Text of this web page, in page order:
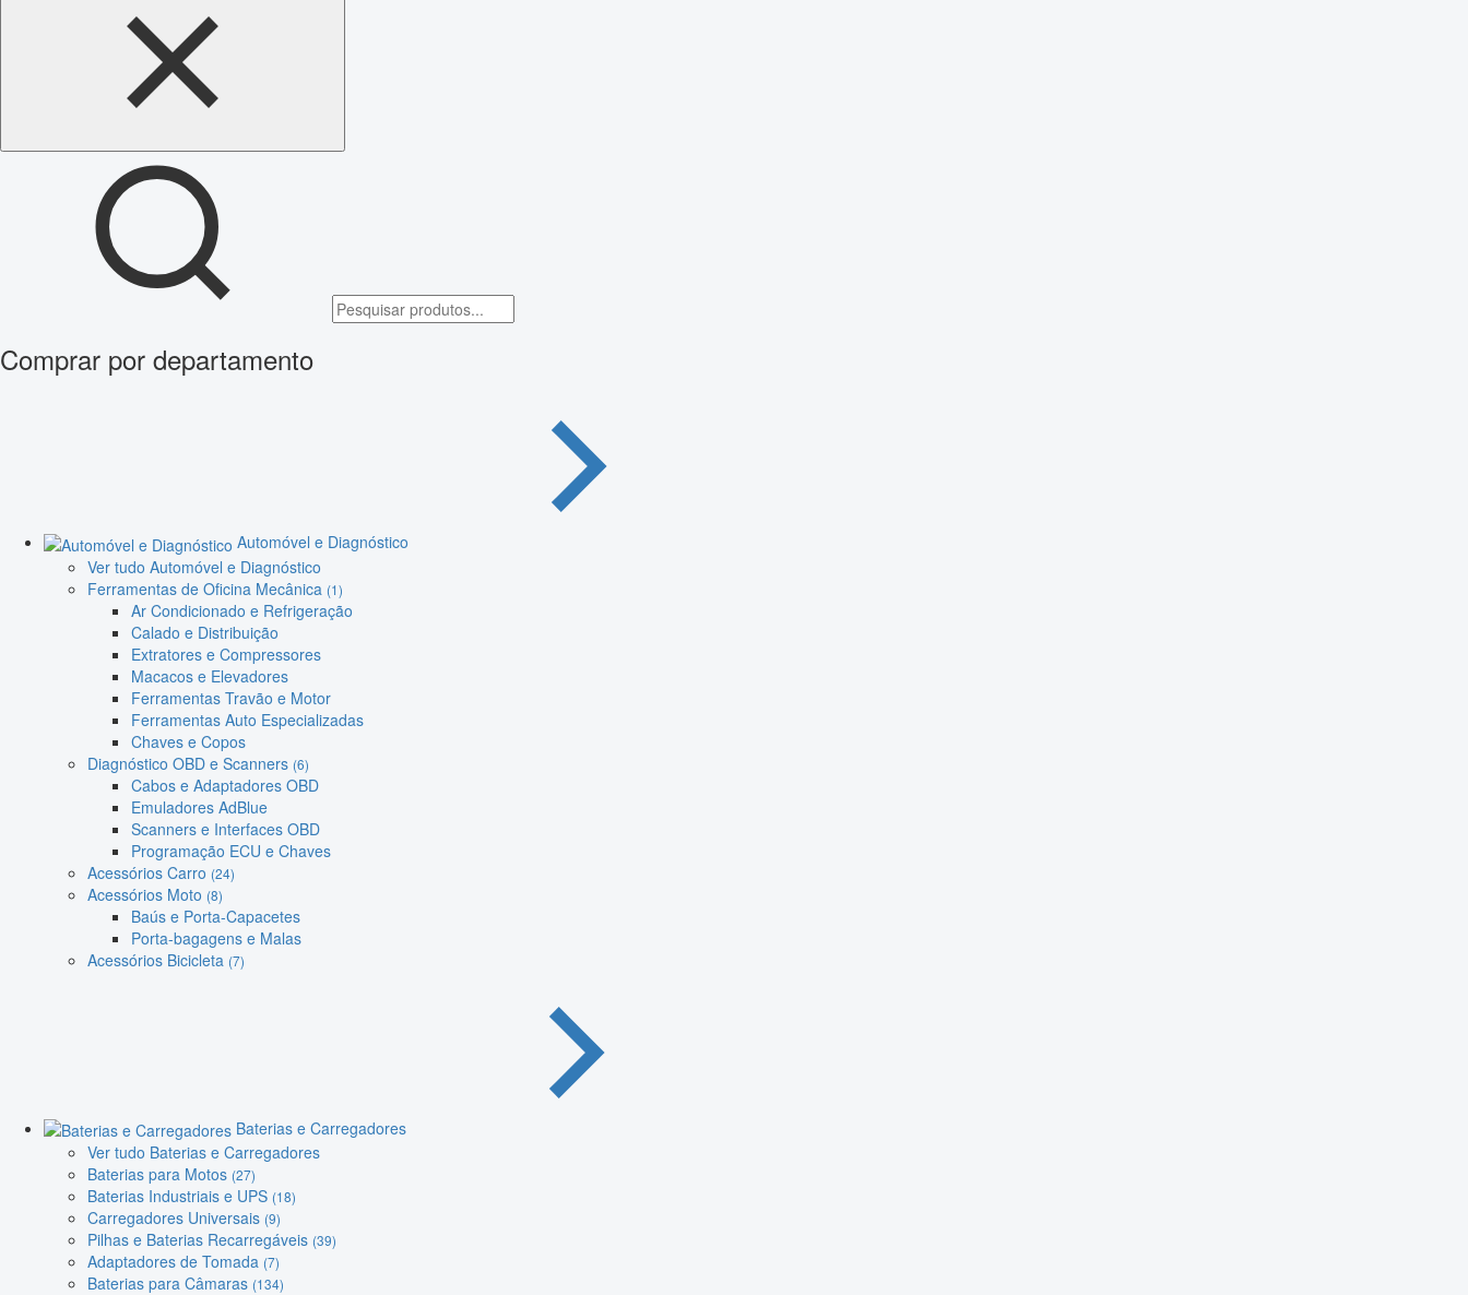
Comprar por departamento
Automóvel e Diagnóstico
Ver tudo Automóvel e Diagnóstico
Ferramentas de Oficina Mecânica (1)
Ar Condicionado e Refrigeração
Calado e Distribuição
Extratores e Compressores
Macacos e Elevadores
Ferramentas Travão e Motor
Ferramentas Auto Especializadas
Chaves e Copos
Diagnóstico OBD e Scanners (6)
Cabos e Adaptadores OBD
Emuladores AdBlue
Scanners e Interfaces OBD
Programação ECU e Chaves
Acessórios Carro (24)
Acessórios Moto (8)
Baús e Porta-Capacetes
Porta-bagagens e Malas
Acessórios Bicicleta (7)
Baterias e Carregadores
Ver tudo Baterias e Carregadores
Baterias para Motos (27)
Baterias Industriais e UPS (18)
Carregadores Universais (9)
Pilhas e Baterias Recarregáveis (39)
Adaptadores de Tomada (7)
Baterias para Câmaras (134)